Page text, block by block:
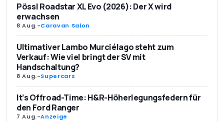
Pössl Roadstar XL Evo (2026): Der X wird
erwachsen
8 Aug.-Caravan Salon
Ultimativer Lambo Murciélago steht zum
Verkauf: Wie viel bringt der SV mit
Handschaltung?
8 Aug.-Supercars
It’s Offroad-Time: H&R-Höherlegungsfedern für
den Ford Ranger
7 Aug.-Anzeige